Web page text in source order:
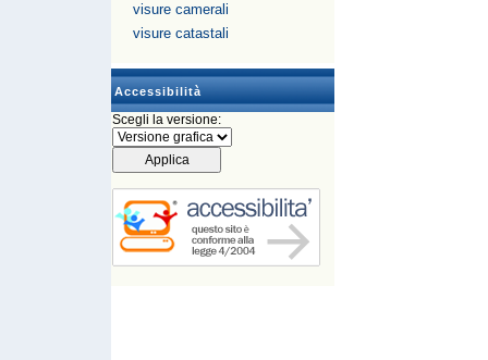
visure camerali
visure catastali
Accessibilità
Scegli la versione: